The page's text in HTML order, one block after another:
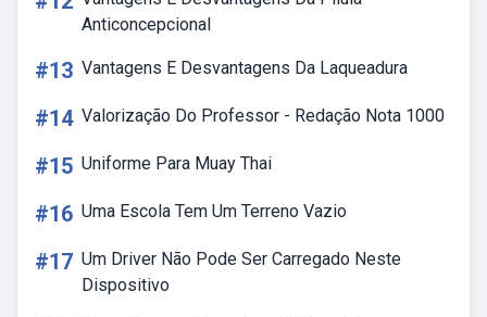
Anticoncepcional
#13 Vantagens E Desvantagens Da Laqueadura
#14 Valorização Do Professor - Redação Nota 1000
#15 Uniforme Para Muay Thai
#16 Uma Escola Tem Um Terreno Vazio
#17 Um Driver Não Pode Ser Carregado Neste
Dispositivo